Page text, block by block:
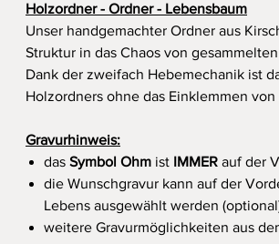
Holzordner - Ordner - Lebensbaum
Unser handgemachter Ordner aus
Struktur in das Chaos von
Dank der zweifach Hebemechanik ist
Holzordners ohne das Einklemmen
Gravurhinweis:
das Symbol Ohm ist IMMER auf der
die Wunschgravur kann auf der
Lebens ausgewählt werden
weitere Gravurmöglichkeiten aus